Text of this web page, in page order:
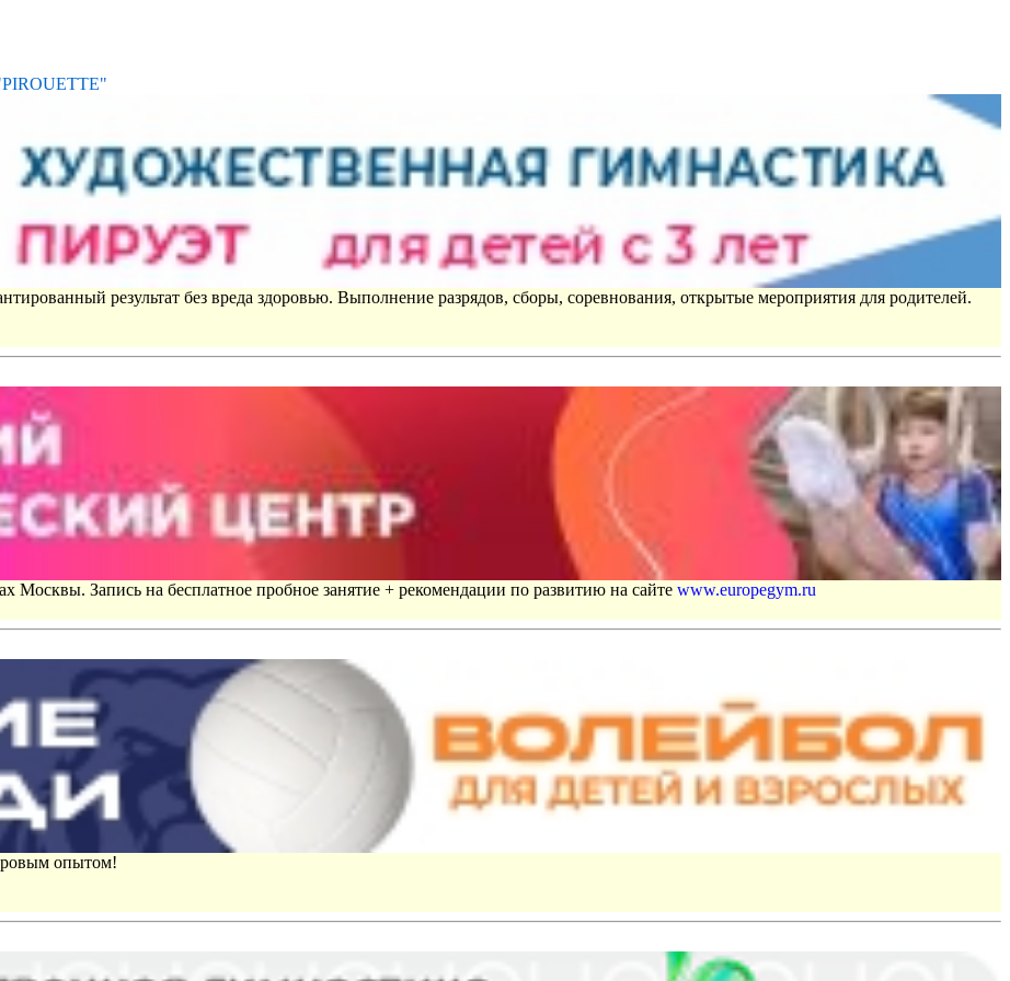
результат без вреда здоровью. Выполнение разрядов, сборы, соревнования, открытые мероприятия для родителей.
Москвы. Запись на бесплатное пробное занятие + рекомендации по развитию на сайте www.europegym.ru
опытом!